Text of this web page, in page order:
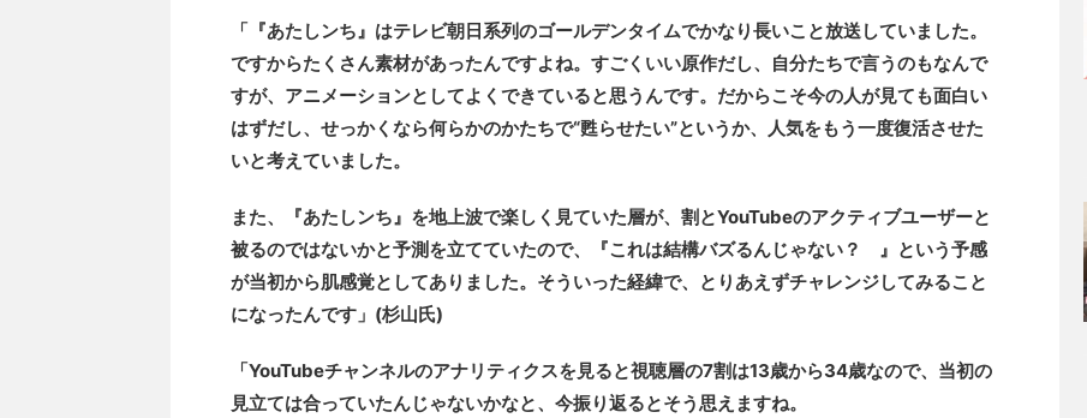
「『あたしンち』はテレビ朝日系列のゴールデンタイムでかなり長いこと放送していました。
ですからたくさん素材があったんですよね。すごくいい原作だし、自分たちで言うのもなんで
すが、アニメーションとしてよくできていると思うんです。だからこそ今の人が見ても面白い
はずだし、せっかくなら何らかのかたちで“甦らせたい”というか、人気をもう一度復活させた
いと考えていました。
また、『あたしンち』を地上波で楽しく見ていた層が、割とYouTubeのアクティブユーザーと
被るのではないかと予測を立てていたので、『これは結構バズるんじゃない？ 』という予感
が当初から肌感覚としてありました。そういった経緯で、とりあえずチャレンジしてみること
になったんです」(杉山氏)
「YouTubeチャンネルのアナリティクスを見ると視聴層の7割は13歳から34歳なので、当初の
見立ては合っていたんじゃないかなと、今振り返るとそう思えますね。